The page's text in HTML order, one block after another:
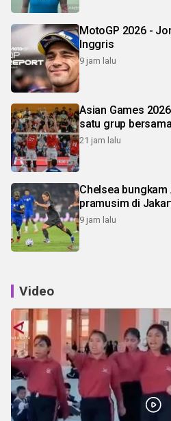
MotoGP 2026 -
Inggris
9 jam lalu
Asian Games
satu grup
21 jam lalu
Chelsea
pramusim di
9 jam lalu
Video